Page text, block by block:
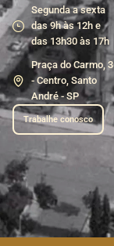
Segunda a sexta
das 9h às 12h e
das 13h30 às 17h
Praça do Carmo,
- Centro, Santo
André - SP
Trabalhe conosco